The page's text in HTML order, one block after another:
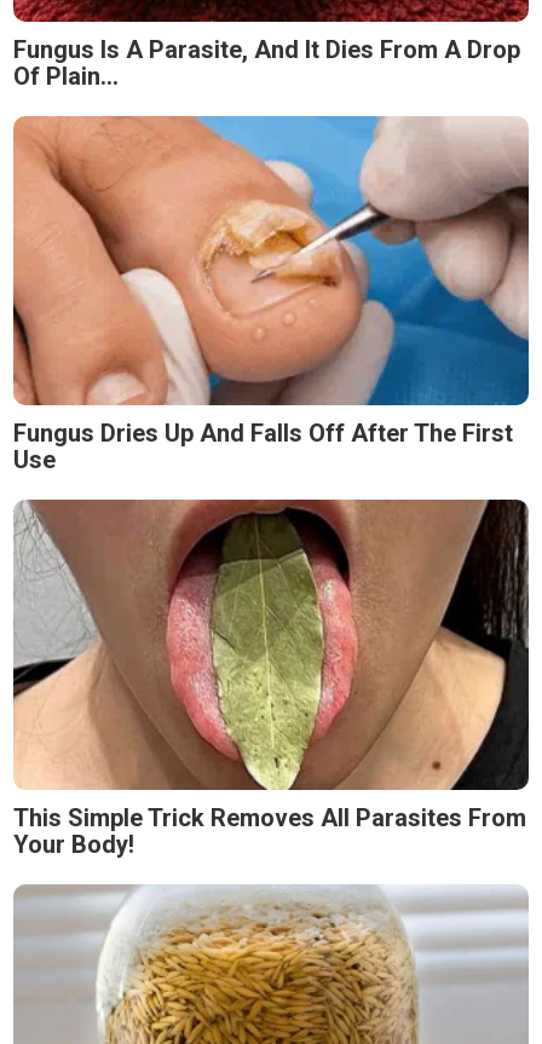
Fungus Is A Parasite, And It Dies From A Drop
Of Plain...
Fungus Dries Up And Falls Off After The First
Use
This Simple Trick Removes All Parasites From
Your Body!